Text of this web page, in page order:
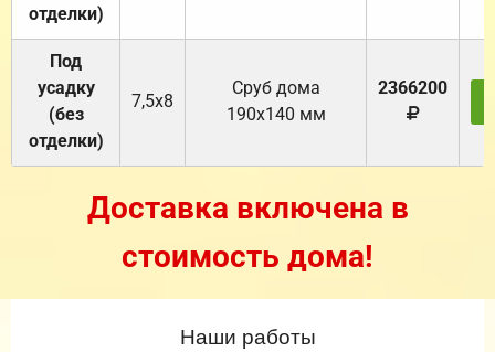
отделки)
Под
усадку
(без
отделки)
7,5х8
Cруб дома
190х140 мм
2366200
Доставка включена в
стоимость дома!
Наши работы